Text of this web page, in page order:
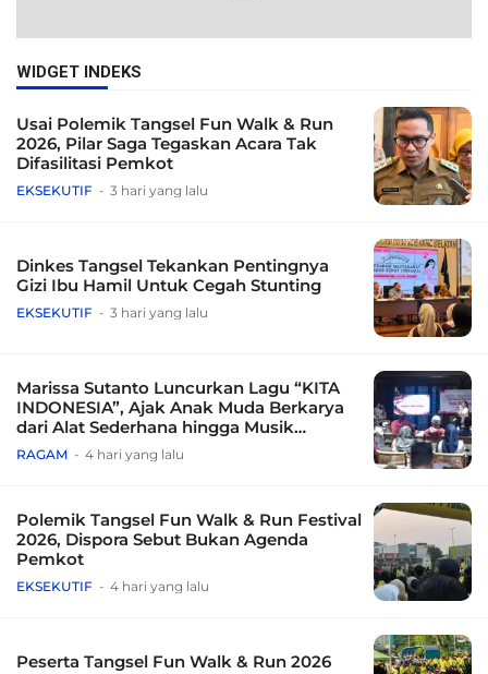
WIDGET INDEKS
Usai Polemik Tangsel Fun Walk & Run
2026, Pilar Saga Tegaskan Acara Tak
Difasilitasi Pemkot
EKSEKUTIF 3 hari yang lalu
Dinkes Tangsel Tekankan Pentingnya
Gizi Ibu Hamil Untuk Cegah Stunting
EKSEKUTIF 3 hari yang lalu
Marissa Sutanto Luncurkan Lagu “KITA
INDONESIA”, Ajak Anak Muda Berkarya
dari Alat Sederhana hingga Musik
Tradisional
RAGAM 4 hari yang lalu
Polemik Tangsel Fun Walk & Run Festival
2026, Dispora Sebut Bukan Agenda
Pemkot
EKSEKUTIF 4 hari yang lalu
Peserta Tangsel Fun Walk & Run 2026